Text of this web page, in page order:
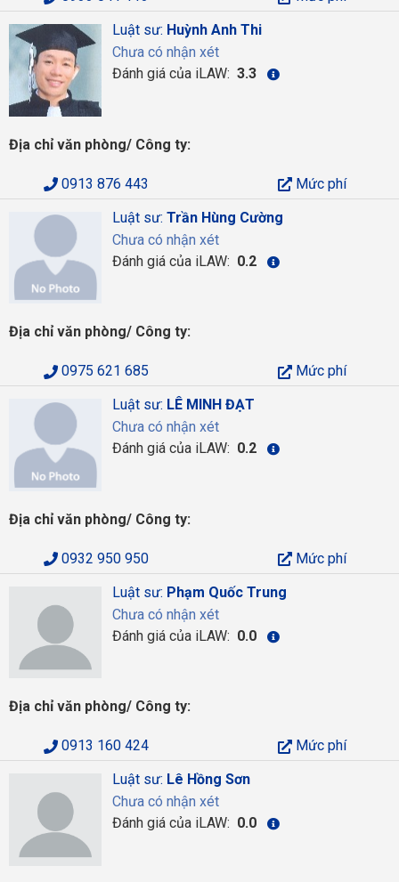
Luật sư: Huỳnh Anh Thi
Chưa có nhận xét
Đánh giá của iLAW: 3.3
Địa chỉ văn phòng/ Công ty:
0913 876 443
Mức phí
Luật sư: Trần Hùng Cường
Chưa có nhận xét
Đánh giá của iLAW: 0.2
Địa chỉ văn phòng/ Công ty:
0975 621 685
Mức phí
Luật sư: LÊ MINH ĐẠT
Chưa có nhận xét
Đánh giá của iLAW: 0.2
Địa chỉ văn phòng/ Công ty:
0932 950 950
Mức phí
Luật sư: Phạm Quốc Trung
Chưa có nhận xét
Đánh giá của iLAW: 0.0
Địa chỉ văn phòng/ Công ty:
0913 160 424
Mức phí
Luật sư: Lê Hồng Sơn
Chưa có nhận xét
Đánh giá của iLAW: 0.0